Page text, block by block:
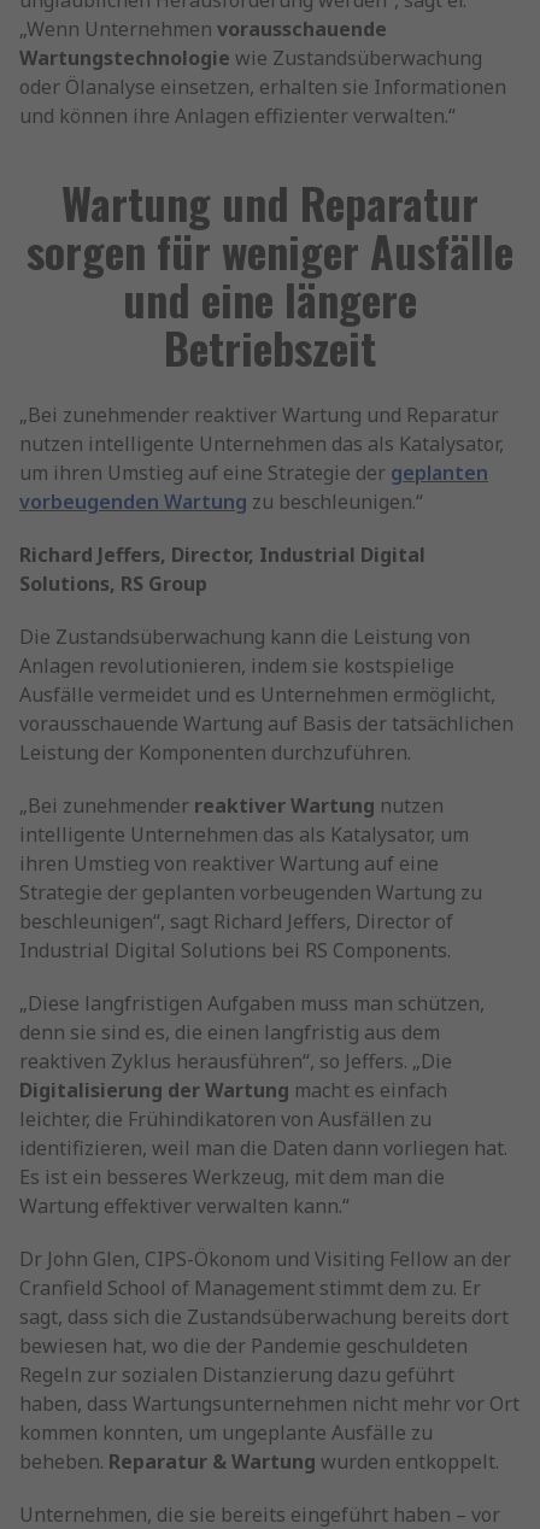
„Wenn Unternehmen vorausschauende
Wartungstechnologie wie Zustandsüberwachung
oder Ölanalyse einsetzen, erhalten sie Informationen
und können ihre Anlagen effizienter verwalten.“
Wartung und Reparatur
sorgen für weniger Ausfälle
und eine längere
Betriebszeit
„Bei zunehmender reaktiver Wartung und Reparatur
nutzen intelligente Unternehmen das als Katalysator,
um ihren Umstieg auf eine Strategie der geplanten
vorbeugenden Wartung zu beschleunigen.“
Richard Jeffers, Director, Industrial Digital
Solutions, RS Group
Die Zustandsüberwachung kann die Leistung von
Anlagen revolutionieren, indem sie kostspielige
Ausfälle vermeidet und es Unternehmen ermöglicht,
vorausschauende Wartung auf Basis der tatsächlichen
Leistung der Komponenten durchzuführen.
„Bei zunehmender reaktiver Wartung nutzen
intelligente Unternehmen das als Katalysator, um
ihren Umstieg von reaktiver Wartung auf eine
Strategie der geplanten vorbeugenden Wartung zu
beschleunigen“, sagt Richard Jeffers, Director of
Industrial Digital Solutions bei RS Components.
„Diese langfristigen Aufgaben muss man schützen,
denn sie sind es, die einen langfristig aus dem
reaktiven Zyklus herausführen“, so Jeffers. „Die
Digitalisierung der Wartung macht es einfach
leichter, die Frühindikatoren von Ausfällen zu
identifizieren, weil man die Daten dann vorliegen hat.
Es ist ein besseres Werkzeug, mit dem man die
Wartung effektiver verwalten kann.“
Dr John Glen, CIPS-Ökonom und Visiting Fellow an der
Cranfield School of Management stimmt dem zu. Er
sagt, dass sich die Zustandsüberwachung bereits dort
bewiesen hat, wo die der Pandemie geschuldeten
Regeln zur sozialen Distanzierung dazu geführt
haben, dass Wartungsunternehmen nicht mehr vor Ort
kommen konnten, um ungeplante Ausfälle zu
beheben. Reparatur & Wartung wurden entkoppelt.
Unternehmen, die sie bereits eingeführt haben – vor